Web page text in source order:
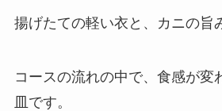
揚げたての軽い衣と、カニの旨
コースの流れの中で、食感が変
皿です。